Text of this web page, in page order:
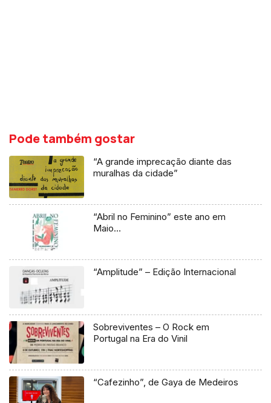
Pode também gostar
“A grande imprecação diante das
muralhas da cidade”
“Abril no Feminino” este ano em
Maio…
“Amplitude” – Edição Internacional
Sobreviventes – O Rock em
Portugal na Era do Vinil
“Cafezinho”, de Gaya de Medeiros